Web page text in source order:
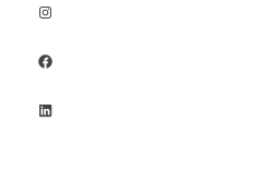
Instagram
Facebook
LinkedIn